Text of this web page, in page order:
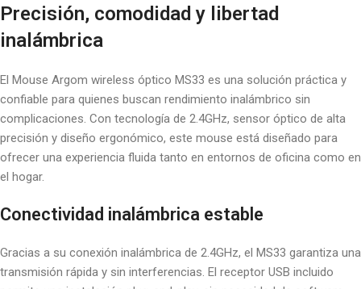
Precisión, comodidad y libertad
inalámbrica
El Mouse Argom wireless óptico MS33 es una solución práctica y
confiable para quienes buscan rendimiento inalámbrico sin
complicaciones. Con tecnología de 2.4GHz, sensor óptico de alta
precisión y diseño ergonómico, este mouse está diseñado para
ofrecer una experiencia fluida tanto en entornos de oficina como en
el hogar.
Conectividad inalámbrica estable
Gracias a su conexión inalámbrica de 2.4GHz, el MS33 garantiza una
transmisión rápida y sin interferencias. El receptor USB incluido